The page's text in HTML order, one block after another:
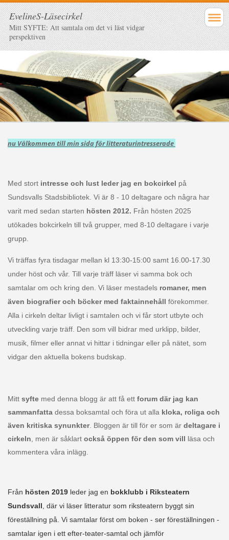
EvelineS-Läsecirkel
Mitt SYFTE: Att samtala om det vi läst vidgar
perspektiven
nu Välkommen till min sida för litteraturintresserade
Med stort intresse och lust leder jag en bokcirkel på
Sundsvalls Stadsbibliotek. Vi är 8 - 10 deltagare och några har
varit med sedan starten hösten 2012. Från hösten 2025
utökades bokcirkeln till två grupper, med 8-10 deltagare i varje
grupp.
Vi träffas fyra tisdagar mellan kl 13:30-15:00 samt 16.00-17.30
under höst och vår. Till varje träff läser vi samma bok och
samtalar om och kring den. Vi läser mestadels romaner, men
även biografier och böcker med faktainnehåll förekommer.
Alla i cirkeln deltar livligt i samtalen och vi får stort utbyte och
utveckling varje träff. Den som vill bidrar med urklipp, bilder,
musik, filmer eller annat vi hittar i tidningar eller på nätet, som
vidgar den aktuella bokens budskap.
Mitt syftemed denna blogg är att få ett forum där jag kan
sammanfattadessa boksamtal och föra ut alla kloka, roliga och
även kritiska synunkter. Bloggen är till för er som är deltagare i
cirkeln, men är såklart också öppen för den som vill läsa och
kommentera våra inlägg.
Från hösten 2019leder jag en bokklubb i Riksteatern
Sundsvall , där vi läser litteratur som riksteatern byggt sin
föreställning på. Vi samtalar först om boken - ser föreställningen -
samtalar igen i ett efter-teater-samtal och jämför